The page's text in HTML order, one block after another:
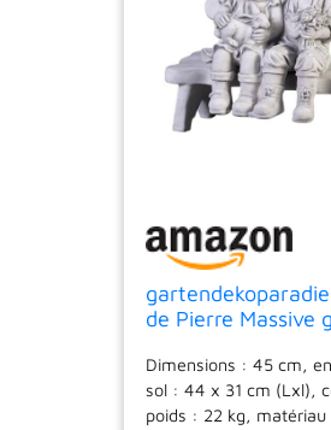
de Pierre Massive
Jardin en Pierre
résistant au Gel
Dimensions : 45 cm,
sol : 44 x 31 cm (Lxl),
poids : 22 kg,